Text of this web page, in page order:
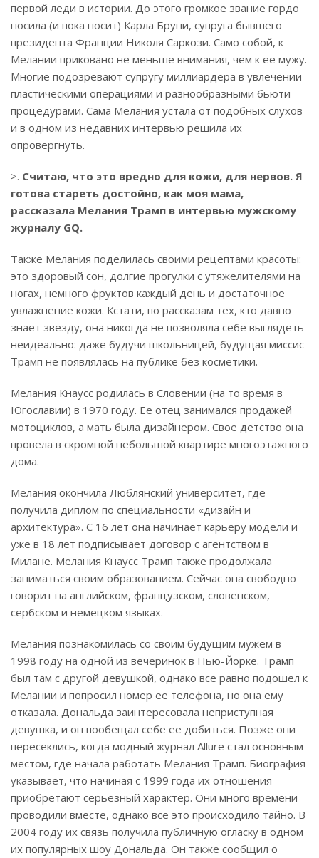
первой леди в истории. До этого громкое звание гордо
носила (и пока носит) Карла Бруни, супруга бывшего
президента Франции Николя Саркози. Само собой, к
Мелании приковано не меньше внимания, чем к ее мужу.
Многие подозревают супругу миллиардера в увлечении
пластическими операциями и разнообразными бьюти-
процедурами. Сама Мелания устала от подобных слухов
и в одном из недавних интервью решила их
опровергнуть.
>. Считаю, что это вредно для кожи, для нервов. Я
готова стареть достойно, как моя мама,
рассказала Мелания Трамп в интервью мужскому
журналу GQ.
Также Мелания поделилась своими рецептами красоты:
это здоровый сон, долгие прогулки с утяжелителями на
ногах, немного фруктов каждый день и достаточное
увлажнение кожи. Кстати, по рассказам тех, кто давно
знает звезду, она никогда не позволяла себе выглядеть
неидеально: даже будучи школьницей, будущая миссис
Трамп не появлялась на публике без косметики.
Мелания Кнаусс родилась в Словении (на то время в
Югославии) в 1970 году. Ее отец занимался продажей
мотоциклов, а мать была дизайнером. Свое детство она
провела в скромной небольшой квартире многоэтажного
дома.
Мелания окончила Люблянский университет, где
получила диплом по специальности «дизайн и
архитектура». С 16 лет она начинает карьеру модели и
уже в 18 лет подписывает договор с агентством в
Милане. Мелания Кнаусс Трамп также продолжала
заниматься своим образованием. Сейчас она свободно
говорит на английском, французском, словенском,
сербском и немецком языках.
Мелания познакомилась со своим будущим мужем в
1998 году на одной из вечеринок в Нью-Йорке. Трамп
был там с другой девушкой, однако все равно подошел к
Мелании и попросил номер ее телефона, но она ему
отказала. Дональда заинтересовала неприступная
девушка, и он пообещал себе ее добиться. Позже они
пересеклись, когда модный журнал Allure стал основным
местом, где начала работать Мелания Трамп. Биография
указывает, что начиная с 1999 года их отношения
приобретают серьезный характер. Они много времени
проводили вместе, однако все это происходило тайно. В
2004 году их связь получила публичную огласку в одном
их популярных шоу Дональда. Он также сообщил о